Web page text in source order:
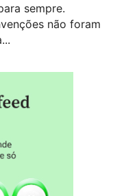
sempre.
não foram